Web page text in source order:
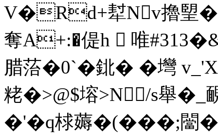
V�Rd+犎Nv擼朢
奪A+:�偍h  唯
腊菭�0`�鉳� �壪
粩�>@$塎>N /s舉�
�'�q梂薅�(���;闣